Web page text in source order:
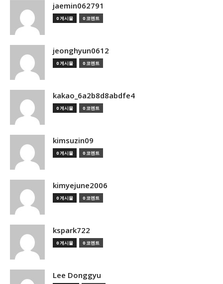
jaemin062791
0 게시물 0 코멘트
jeonghyun0612
0 게시물 0 코멘트
kakao_6a2b8d8abdfe4
0 게시물 0 코멘트
kimsuzin09
0 게시물 0 코멘트
kimyejune2006
0 게시물 0 코멘트
kspark722
0 게시물 0 코멘트
Lee Donggyu